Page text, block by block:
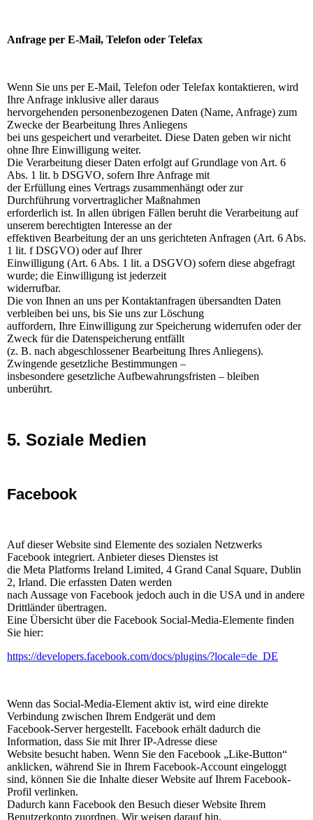
Anfrage per E-Mail, Telefon oder Telefax
Wenn Sie uns per E-Mail, Telefon oder Telefax kontaktieren, wird
Ihre Anfrage inklusive aller daraus
hervorgehenden personenbezogenen Daten (Name, Anfrage) zum
Zwecke der Bearbeitung Ihres Anliegens
bei uns gespeichert und verarbeitet. Diese Daten geben wir nicht
ohne Ihre Einwilligung weiter.
Die Verarbeitung dieser Daten erfolgt auf Grundlage von Art. 6
Abs. 1 lit. b DSGVO, sofern Ihre Anfrage mit
der Erfüllung eines Vertrags zusammenhängt oder zur
Durchführung vorvertraglicher Maßnahmen
erforderlich ist. In allen übrigen Fällen beruht die Verarbeitung auf
unserem berechtigten Interesse an der
effektiven Bearbeitung der an uns gerichteten Anfragen (Art. 6 Abs.
1 lit. f DSGVO) oder auf Ihrer
Einwilligung (Art. 6 Abs. 1 lit. a DSGVO) sofern diese abgefragt
wurde; die Einwilligung ist jederzeit
widerrufbar.
Die von Ihnen an uns per Kontaktanfragen übersandten Daten
verbleiben bei uns, bis Sie uns zur Löschung
auffordern, Ihre Einwilligung zur Speicherung widerrufen oder der
Zweck für die Datenspeicherung entfällt
(z. B. nach abgeschlossener Bearbeitung Ihres Anliegens).
Zwingende gesetzliche Bestimmungen –
insbesondere gesetzliche Aufbewahrungsfristen – bleiben
unberührt.
5. Soziale Medien
Facebook
Auf dieser Website sind Elemente des sozialen Netzwerks
Facebook integriert. Anbieter dieses Dienstes ist
die Meta Platforms Ireland Limited, 4 Grand Canal Square, Dublin
2, Irland. Die erfassten Daten werden
nach Aussage von Facebook jedoch auch in die USA und in andere
Drittländer übertragen.
Eine Übersicht über die Facebook Social-Media-Elemente finden
Sie hier:
https://developers.facebook.com/docs/plugins/?locale=de_DE
Wenn das Social-Media-Element aktiv ist, wird eine direkte
Verbindung zwischen Ihrem Endgerät und dem
Facebook-Server hergestellt. Facebook erhält dadurch die
Information, dass Sie mit Ihrer IP-Adresse diese
Website besucht haben. Wenn Sie den Facebook „Like-Button“
anklicken, während Sie in Ihrem Facebook-Account eingeloggt
sind, können Sie die Inhalte dieser Website auf Ihrem Facebook-
Profil verlinken.
Dadurch kann Facebook den Besuch dieser Website Ihrem
Benutzerkonto zuordnen. Wir weisen darauf hin,